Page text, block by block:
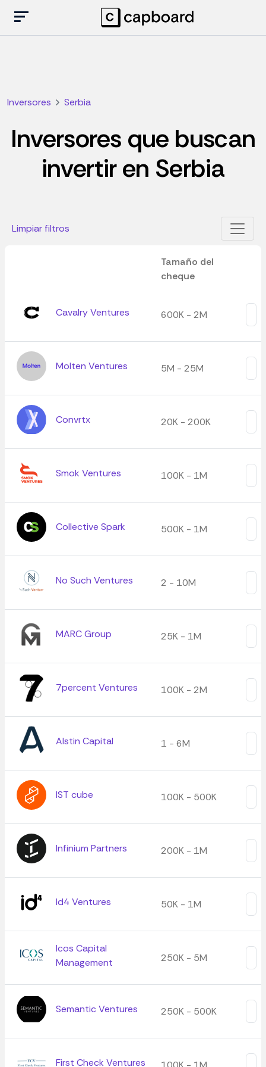
Inversores Serbia
Inversores que buscan
invertir en Serbia
Limpiar filtros
Tamaño del
cheque
Cavalry Ventures 600K - 2M
Molten Ventures 5M - 25M
Convrtx 20K - 200K
Smok Ventures 100K - 1M
Collective Spark 500K - 1M
No Such Ventures 2 - 10M
MARC Group 25K - 1M
7percent Ventures 100K - 2M
Alstin Capital 1 - 6M
IST cube 100K - 500K
Infinium Partners 200K - 1M
Id4 Ventures 50K - 1M
Icos Capital
Management
250K - 5M
Semantic Ventures 250K - 500K
First Check Ventures